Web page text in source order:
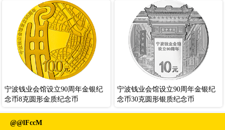
宁波钱业会馆设立90周年金银纪
念币8克圆形金质纪念币
宁波钱业会馆设立90周年金银纪
念币30克圆形银质纪念币
@@lFccM